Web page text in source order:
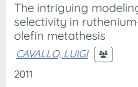
The intriguing
selectivity in
olefin metathesis
CAVALLO, LUIGI
2011